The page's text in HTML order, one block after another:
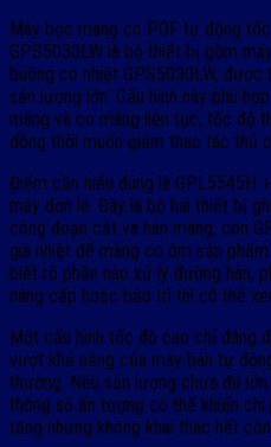
Máy bọc màng co POF tự động
GPS5030LW là bộ thiết bị gồm
buồng co nhiệt GPS5030LW,
sản lượng lớn. Cấu hình này phù
màng và co màng liên tục, tốc độ
đồng thời muốn giảm thao tác thủ
Điểm cần hiểu đúng là GPL5545H
máy đơn lẻ. Đây là bộ hai thiết bị
công đoạn cắt và hàn màng, còn
gia nhiệt để màng co ôm sản
biết rõ phần nào xử lý đường hàn,
nâng cấp hoặc bảo trì thì có thể
Một cấu hình tốc độ cao chỉ đáng
vượt khả năng của máy bán tự
thường. Nếu sản lượng chưa đủ
thông số ấn tượng có thể khiến
tăng nhưng không khai thác hết